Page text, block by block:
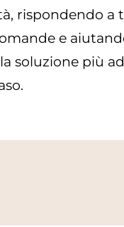
rispondendo a
e
soluzione più